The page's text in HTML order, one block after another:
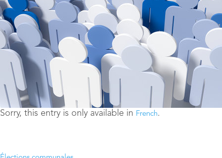
Sorry, this entry is only available in French.